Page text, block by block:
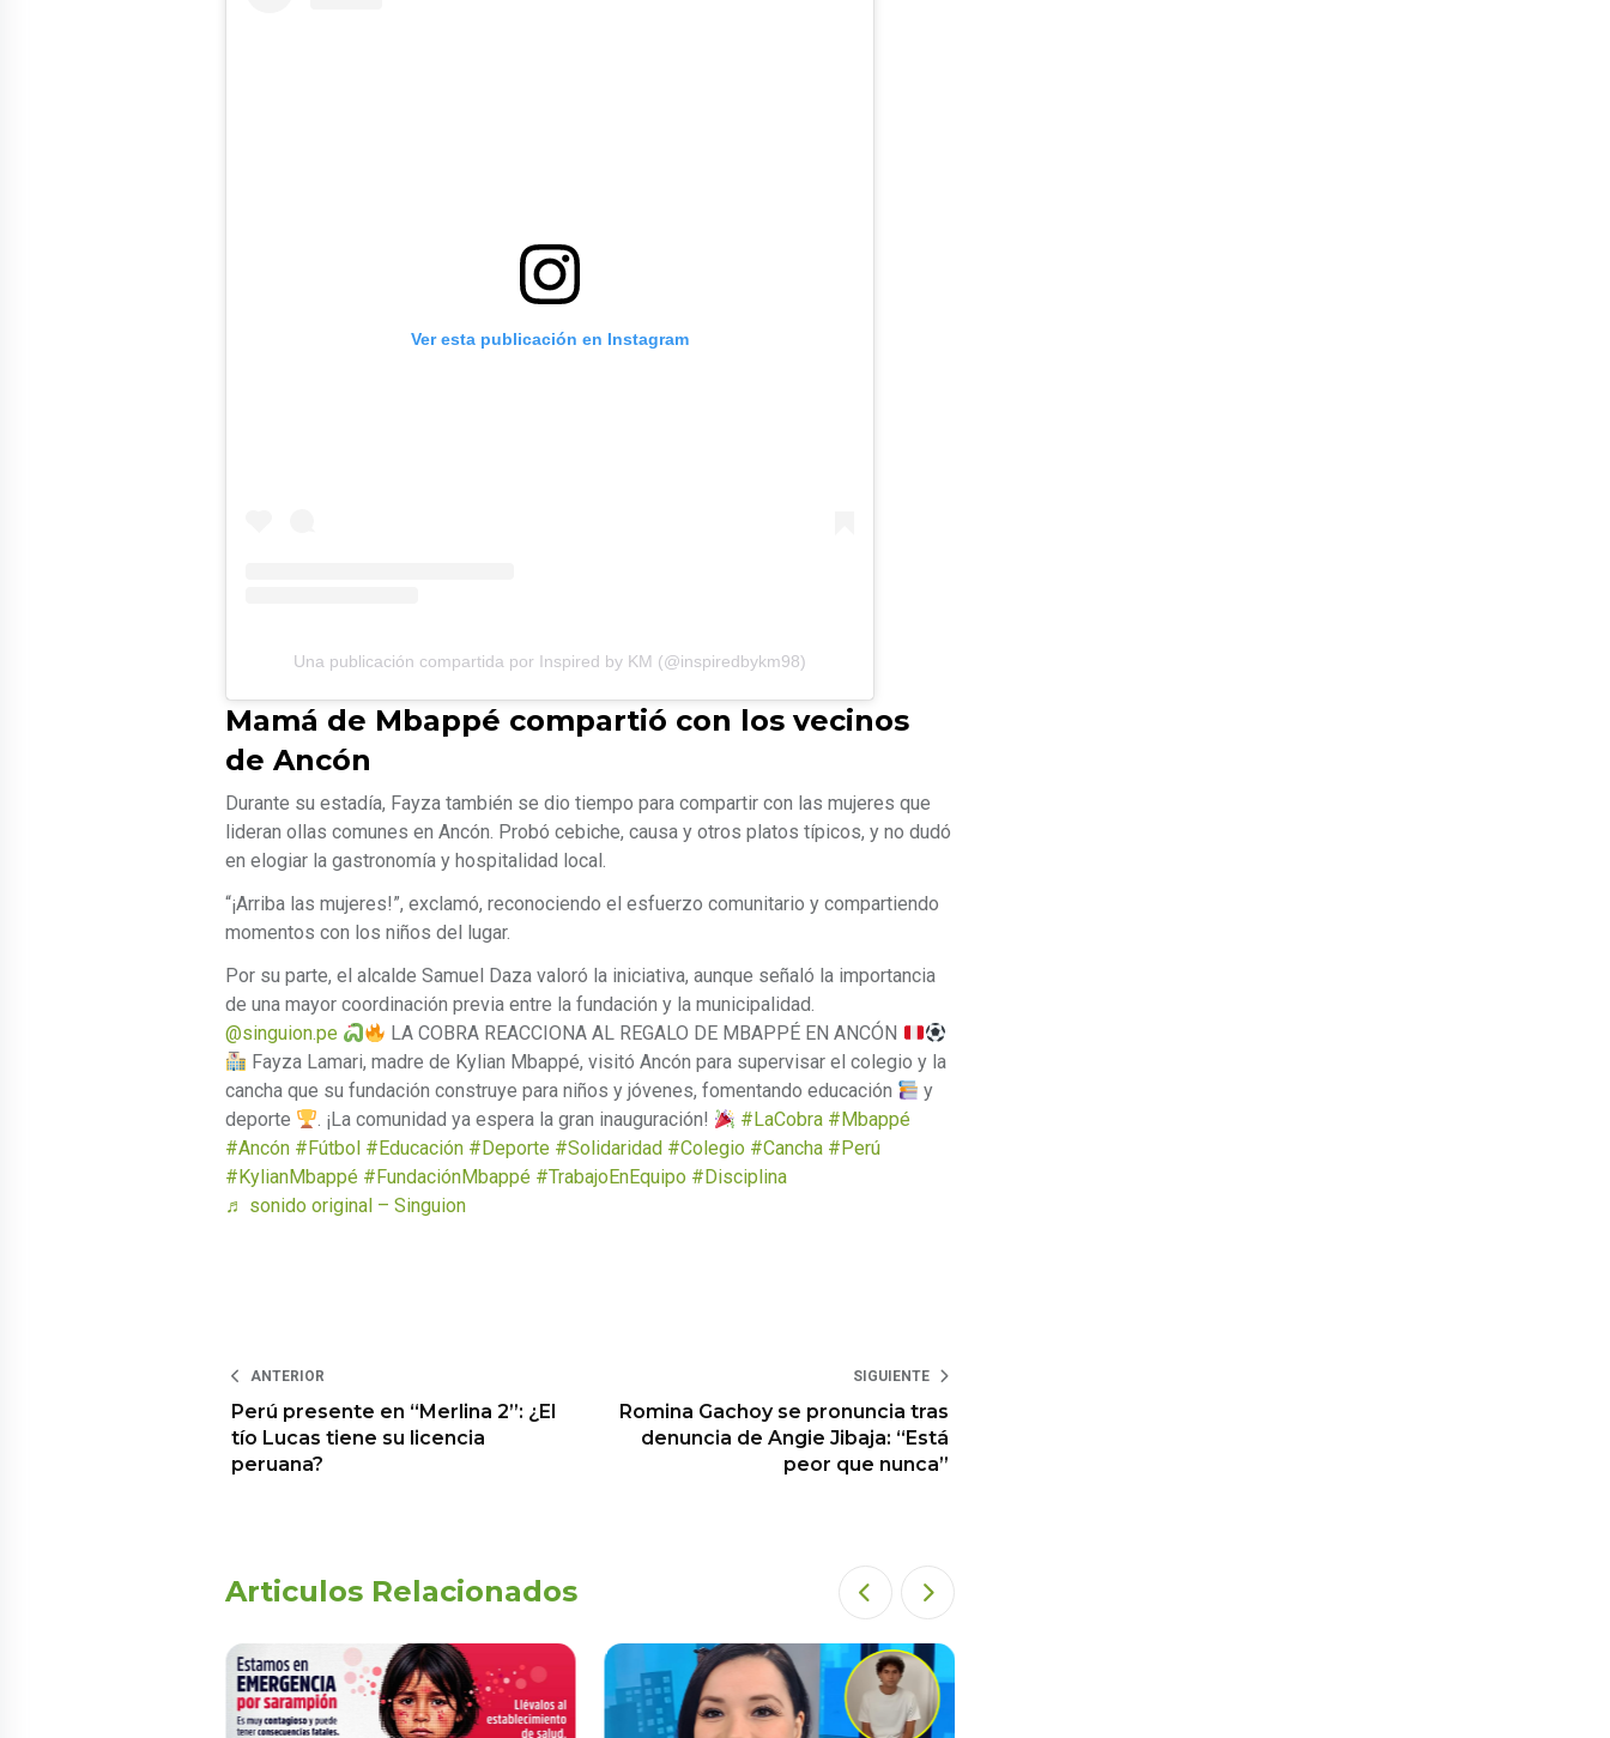
Ver esta publicación en Instagram
Una publicación compartida por Inspired by KM (@inspiredbykm98)
Mamá de Mbappé compartió con los vecinos
de Ancón
Durante su estadía, Fayza también se dio tiempo para compartir con las mujeres que
lideran ollas comunes en Ancón. Probó cebiche, causa y otros platos típicos, y no dudó
en elogiar la gastronomía y hospitalidad local.
“¡Arriba las mujeres!”, exclamó, reconociendo el esfuerzo comunitario y compartiendo
momentos con los niños del lugar.
Por su parte, el alcalde Samuel Daza valoró la iniciativa, aunque señaló la importancia
de una mayor coordinación previa entre la fundación y la municipalidad.
@singuion.pe
LA COBRA REACCIONA AL REGALO DE MBAPPÉ EN ANCÓN
Fayza Lamari, madre de Kylian Mbappé, visitó Ancón para supervisar el colegio y la
cancha que su fundación construye para niños y jóvenes, fomentando educación
y
deporte
. ¡La comunidad ya espera la gran inauguración! #LaCobra #Mbappé
#Ancón #Fútbol #Educación #Deporte #Solidaridad #Colegio #Cancha #Perú
#KylianMbappé #FundaciónMbappé #TrabajoEnEquipo #Disciplina
♬ sonido original – Singuion
ANTERIOR
Perú presente en “Merlina 2”: ¿El
tío Lucas tiene su licencia
peruana?
SIGUIENTE
Romina Gachoy se pronuncia tras
denuncia de Angie Jibaja: “Está
peor que nunca”
Articulos Relacionados